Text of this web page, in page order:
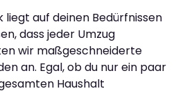
auf deinen Bedürfnissen
dass jeder Umzug
wir maßgeschneiderte
an. Egal, ob du nur ein paar
Haushalt